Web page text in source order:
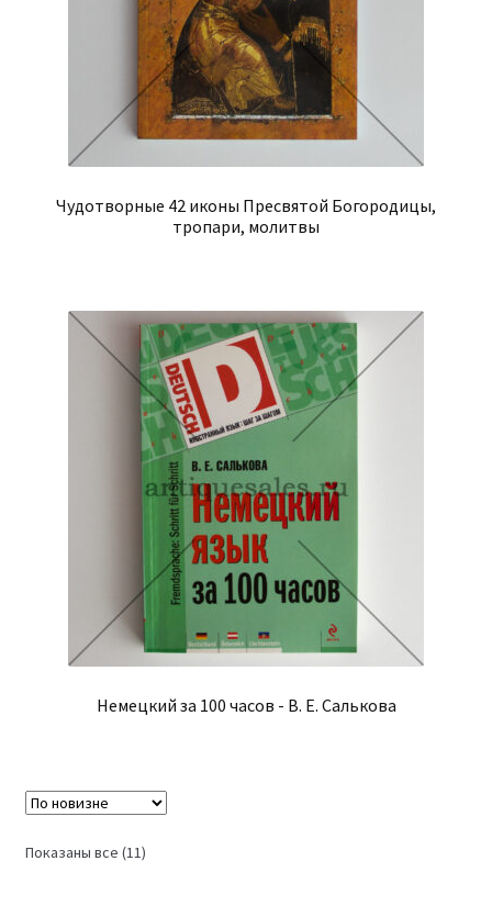
Чудотворные 42 иконы Пресвятой Богородицы,
тропари, молитвы
Немецкий за 100 часов - В. Е. Салькова
Показаны все (11)Сортировка: